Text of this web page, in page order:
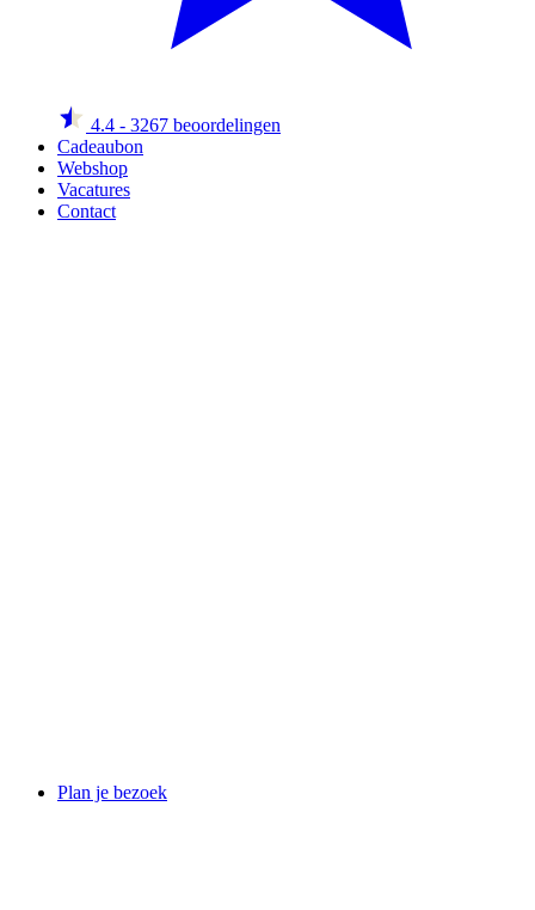
4.4 - 3267 beoordelingen
Cadeaubon
Webshop
Vacatures
Contact
Plan je bezoek